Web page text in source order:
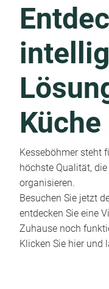
Kesseböhmer steht
höchste Qualität,
organisieren.
Besuchen Sie jetzt
entdecken Sie eine
Zuhause noch
Klicken Sie hier und